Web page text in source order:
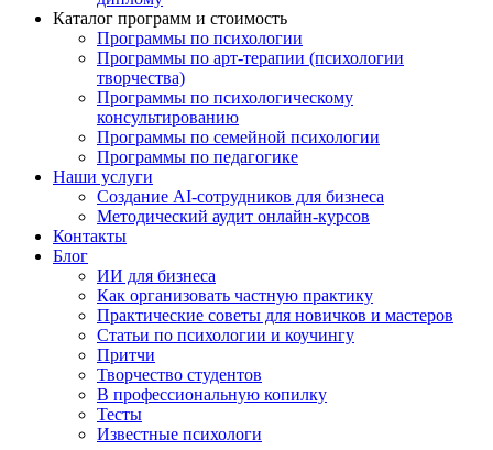
Каталог программ и стоимость
Программы по психологии
Программы по арт-терапии (психологии
творчества)
Программы по психологическому
консультированию
Программы по семейной психологии
Программы по педагогике
Наши услуги
Создание AI-сотрудников для бизнеса
Методический аудит онлайн-курсов
Контакты
Блог
ИИ для бизнеса
Как организовать частную практику
Практические советы для новичков и мастеров
Статьи по психологии и коучингу
Притчи
Творчество студентов
В профессиональную копилку
Тесты
Известные психологи